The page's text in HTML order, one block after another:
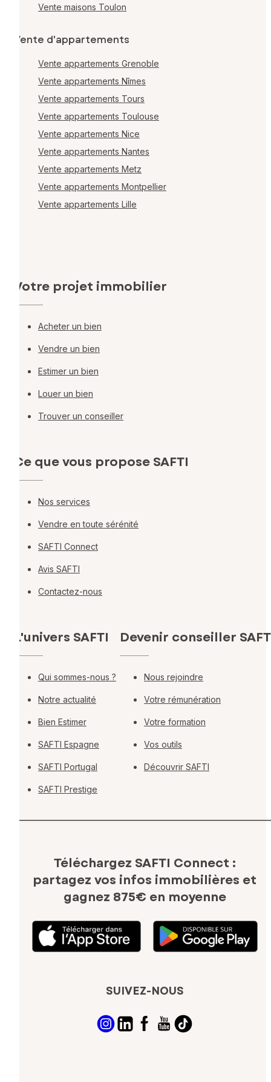
Vente maisons Toulon
Vente d'appartements
Vente appartements Grenoble
Vente appartements Nîmes
Vente appartements Tours
Vente appartements Toulouse
Vente appartements Nice
Vente appartements Nantes
Vente appartements Metz
Vente appartements Montpellier
Vente appartements Lille
Votre projet immobilier
Acheter un bien
Vendre un bien
Estimer un bien
Louer un bien
Trouver un conseiller
Ce que vous propose SAFTI
Nos services
Vendre en toute sérénité
SAFTI Connect
Avis SAFTI
Contactez-nous
L'univers SAFTI
Qui sommes-nous ?
Notre actualité
Bien Estimer
SAFTI Espagne
SAFTI Portugal
SAFTI Prestige
Devenir conseiller
Nous rejoindre
Votre rémunération
Votre formation
Vos outils
Découvrir SAFTI
Téléchargez SAFTI Connect :
partagez vos infos immobilières et
gagnez 875€ en moyenne
SUIVEZ-NOUS